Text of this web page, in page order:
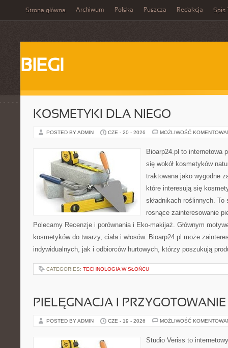
Strona główna Archiwum Polska Puszcza Redakcja Spis
BIEGI
KOSMETYKI DLA NIEGO
POSTED BY ADMIN CZE - 20 - 2026 MOŻLIWOŚĆ
Bioarp24.pl to internetowa
się wokół kosmetyków
traktowana jako wygodne
które interesują się
składnikach roślinnych.
rosnące zainteresowanie
Polecamy Recenzje i porównania i Eko-makijaż. Głównym
kosmetyków do twarzy, ciała i włosów. Bioarp24.pl może
indywidualnych, jak i odbiorców hurtowych, którzy poszukują
CATEGORIES: TECHNOLOGIA W SŁOŃCU
PIELĘGNACJA I
POSTED BY ADMIN CZE - 19 - 2026 MOŻLIWOŚĆ
Studio Veriss to